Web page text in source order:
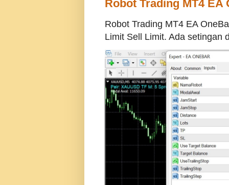
Robot Trading MT4 EA
Robot Trading MT4 EA
Limit Sell Limit. Ada setingan